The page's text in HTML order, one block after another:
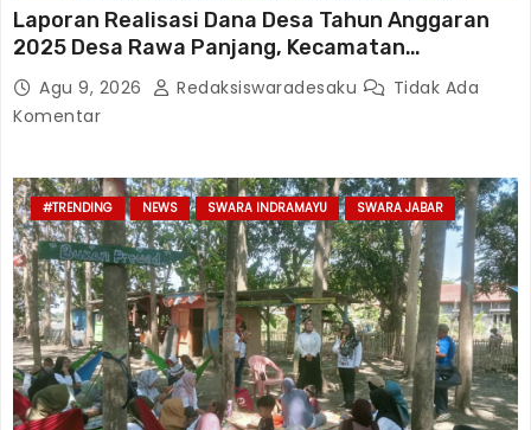
Laporan Realisasi Dana Desa Tahun Anggaran
2025 Desa Rawa Panjang, Kecamatan
Bojonggede, Kabupaten Bogor
Agu 9, 2026 Redaksiswaradesaku
Tidak Ada
Komentar
#TRENDING NEWS SWARA INDRAMAYU SWARA JABAR